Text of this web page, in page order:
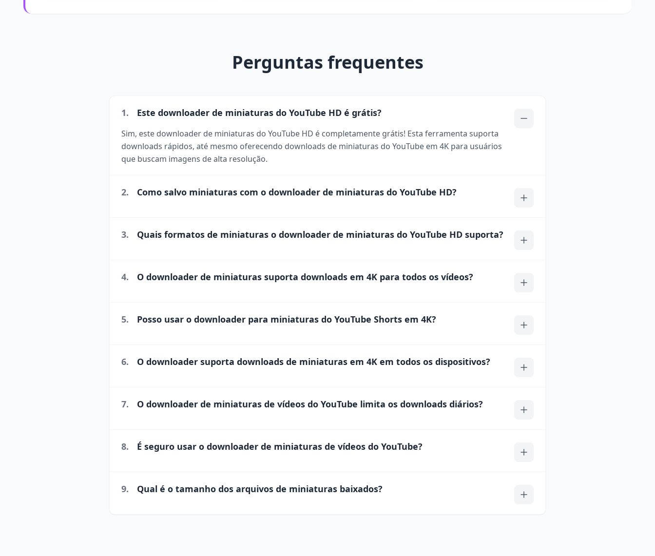
Perguntas frequentes
1. Este downloader de miniaturas do YouTube HD é grátis?
Sim, este downloader de miniaturas do YouTube HD é completamente grátis! Esta ferramenta suporta
downloads rápidos, até mesmo oferecendo downloads de miniaturas do YouTube em 4K para usuários
que buscam imagens de alta resolução.
2. Como salvo miniaturas com o downloader de miniaturas do YouTube HD?
3. Quais formatos de miniaturas o downloader de miniaturas do YouTube HD suporta?
4. O downloader de miniaturas suporta downloads em 4K para todos os vídeos?
5. Posso usar o downloader para miniaturas do YouTube Shorts em 4K?
6. O downloader suporta downloads de miniaturas em 4K em todos os dispositivos?
7. O downloader de miniaturas de vídeos do YouTube limita os downloads diários?
8. É seguro usar o downloader de miniaturas de vídeos do YouTube?
9. Qual é o tamanho dos arquivos de miniaturas baixados?